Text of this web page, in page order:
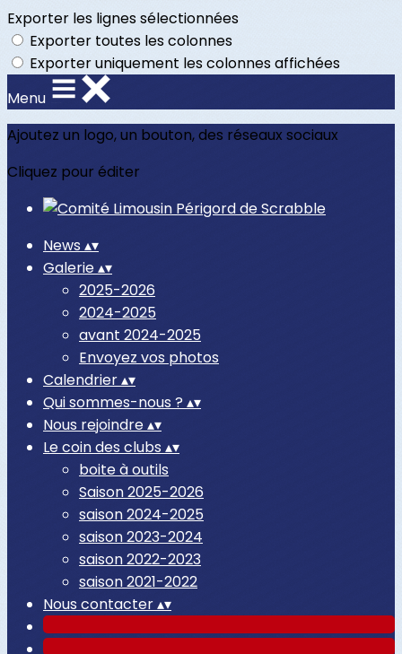
Exporter les lignes sélectionnées
Exporter toutes les colonnes
Exporter uniquement les colonnes affichées
Menu
Ajoutez un logo, un bouton, des réseaux sociaux
Cliquez pour éditer
News ▴▾
Galerie▴▾
2025-2026
2024-2025
avant 2024-2025
Envoyez vos photos
Calendrier▴▾
Qui sommes-nous ? ▴▾
Nous rejoindre▴▾
Le coin des clubs ▴▾
boite à outils
Saison 2025-2026
saison 2024-2025
saison 2023-2024
saison 2022-2023
saison 2021-2022
Nous contacter▴▾